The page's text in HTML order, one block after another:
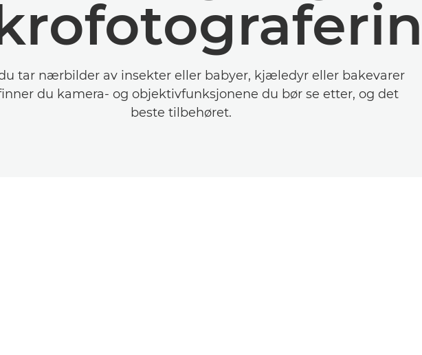
tar nærbilder av insekter eller babyer, kjæledyr eller bakevarer
du kamera- og objektivfunksjonene du bør se etter, og det
beste tilbehøret.